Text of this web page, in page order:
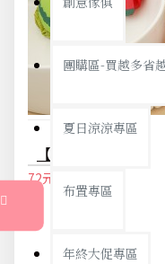
團購區-買越多省
夏日涼涼專區
布置專區
年終大促專區
72元